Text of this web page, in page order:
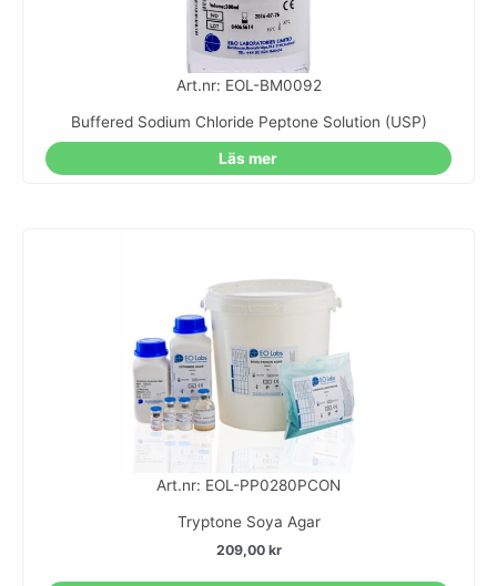
Art.nr: EOL-BM0092
Buffered Sodium Chloride Peptone Solution (USP)
Läs mer
Art.nr: EOL-PP0280PCON
Tryptone Soya Agar
209,00 kr